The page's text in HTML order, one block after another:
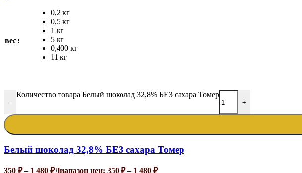
вес
0,2 кг
0,5 кг
1 кг
5 кг
0,400 кг
11 кг
-
Количество товара Белый шоколад 32,8% БЕЗ сахара Томер
+
Белый шоколад 32,8% БЕЗ сахара Томер
350 ₽ – 1 480 ₽Диапазон цен: 350 ₽ – 1 480 ₽